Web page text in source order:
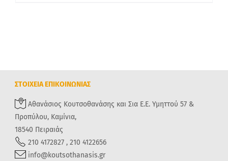
ΣΤΟΙΧΕΙΑ ΕΠΙΚΟΙΝΩΝΙΑΣ
Αθανάσιος Κουτσοθανάσης και Σια Ε.Ε. Υμηττού 57 &
Προπύλου, Καμίνια,
18540 Πειραιάς
210 4172827 , 210 4122656
info@koutsothanasis.gr